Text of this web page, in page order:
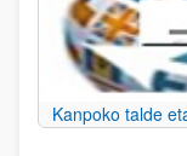
Kanpoko talde